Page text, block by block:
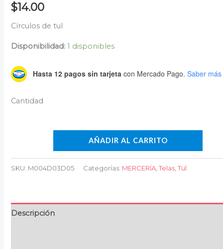
$14.00
Círculos de tul
Disponibilidad: 1 disponibles
Hasta 12 pagos sin tarjeta con Mercado Pago. Saber más
AÑADIR AL CARRITO
SKU: M004D03D05 Categorías: MERCERÍA ,Telas ,Tul
Descripción